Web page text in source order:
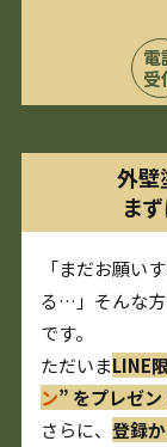
電
受
外壁
ま
「まだお願い
る…」そんな
です。
ただいまLINE
ン” をプレゼン
さらに、登録